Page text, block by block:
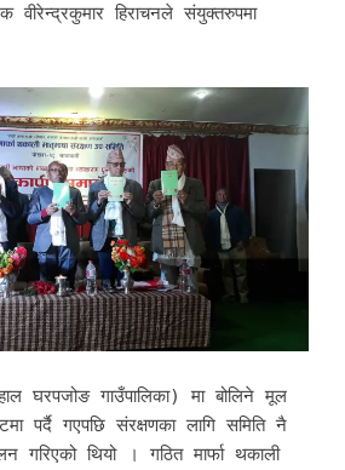
वीरेन्द्रकुमार हिराचनले संयुक्तरुपमा
घरपजोङ गाउँपालिका) मा बोलिने मूल
पर्दै गएपछि संरक्षणका लागि समिति नै
थियो । गठित मार्फा थकाली